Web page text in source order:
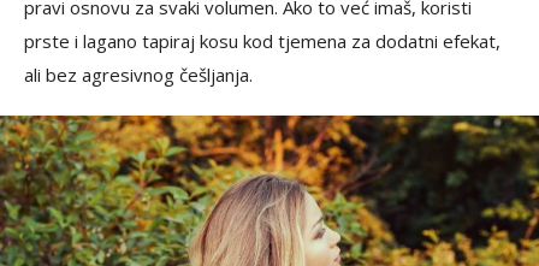
pravi osnovu za svaki volumen. Ako to već imaš, koristi
prste i lagano tapiraj kosu kod tjemena za dodatni efekat,
ali bez agresivnog češljanja.